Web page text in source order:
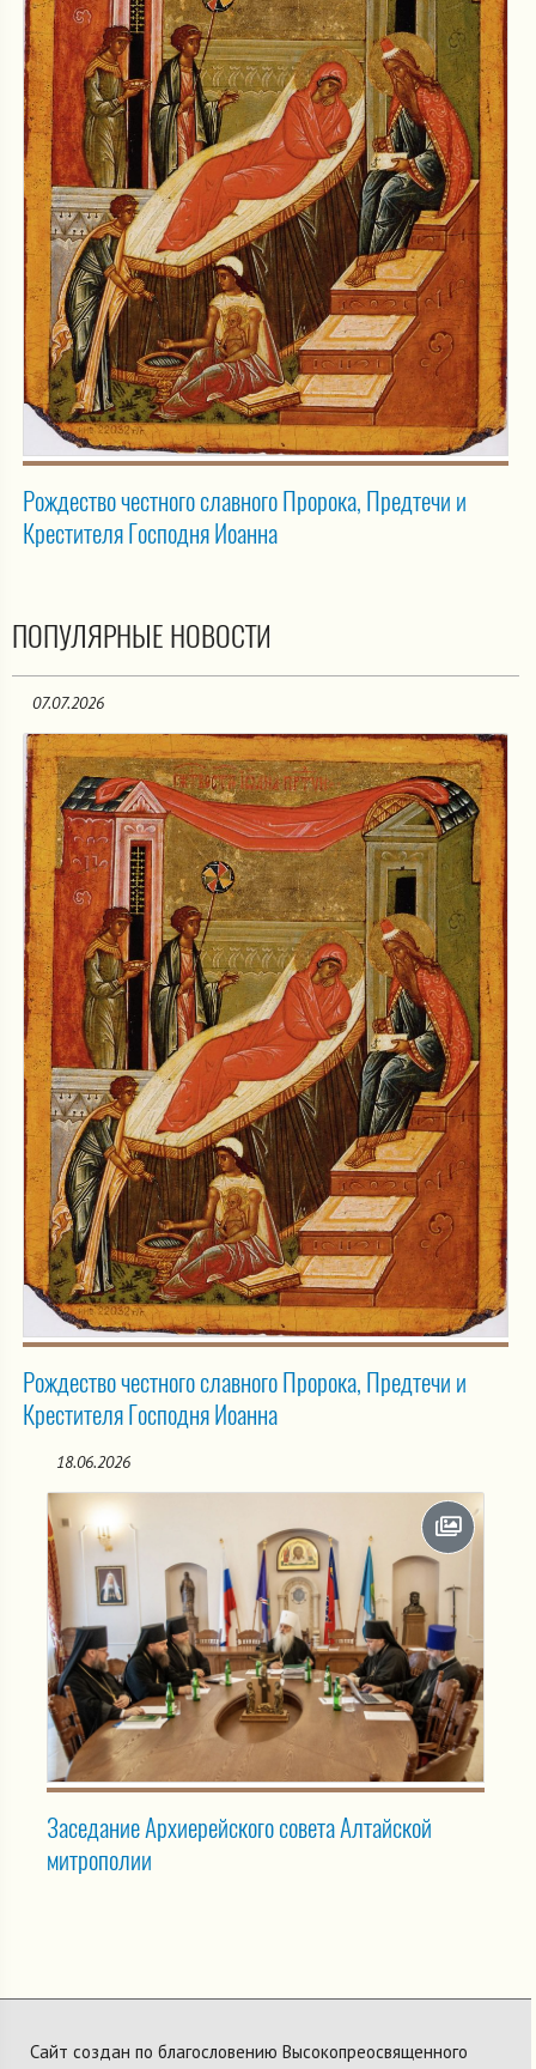
Рождество честного славного Пророка, Предтечи и
Крестителя Господня Иоанна
ПОПУЛЯРНЫЕ НОВОСТИ
07.07.2026
Рождество честного славного Пророка, Предтечи и
Крестителя Господня Иоанна
18.06.2026
Заседание Архиерейского совета Алтайской
митрополии
Сайт создан по благословению Высокопреосвященного